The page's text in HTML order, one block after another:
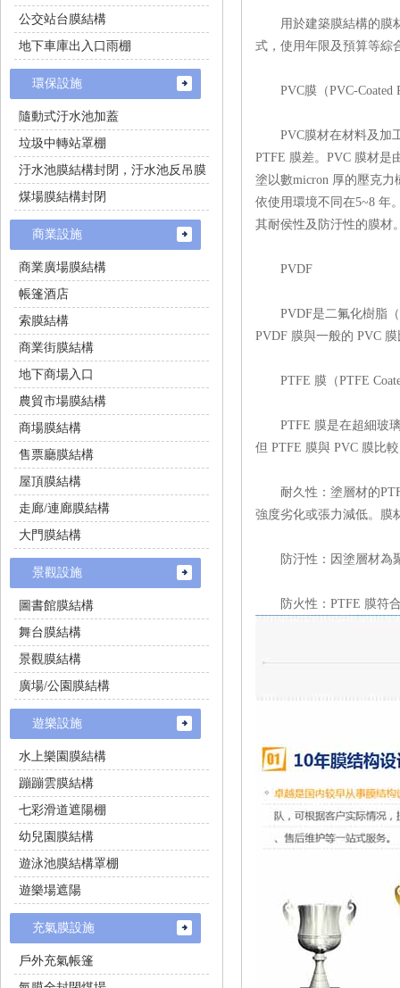
用於建築膜結構的膜材
式，使用年限及預算等綜
PVC膜（PVC-Coated
PVC膜材在材料及加工上
PTFE 膜差。PVC 膜材
塗以數micron 厚的壓克力樹脂
依使用環境不同在5~8 年
其耐侯性及防汙性的膜材
PVDF
PVDF是二氟化樹脂（
PVDF 膜與一般的 PVC 膜比
PTFE 膜（PTFE
PTFE 膜是在超細玻璃纖
但 PTFE 膜與 PVC 膜比較
耐久性：塗層材的
強度劣化或張力減低。膜
防汙性：因塗層材為聚
防火性：PTFE 膜符
公交站台膜結構
地下車庫出入口雨棚
環保設施
隨動式汙水池加蓋
垃圾中轉站罩棚
汙水池膜結構封閉，汙水池反吊膜
煤場膜結構封閉
商業設施
商業廣場膜結構
帳篷酒店
索膜結構
商業街膜結構
地下商場入口
農貿市場膜結構
商場膜結構
售票廳膜結構
屋頂膜結構
走廊/連廊膜結構
大門膜結構
景觀設施
圖書館膜結構
舞台膜結構
景觀膜結構
廣場/公園膜結構
遊樂設施
水上樂園膜結構
蹦蹦雲膜結構
七彩滑道遮陽棚
幼兒園膜結構
遊泳池膜結構罩棚
遊樂場遮陽
充氣膜設施
戶外充氣帳篷